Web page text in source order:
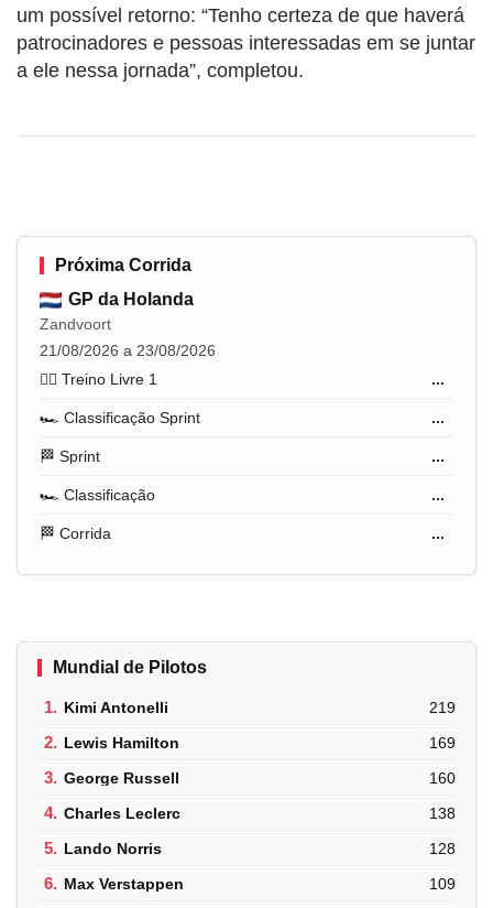
um possível retorno: “Tenho certeza de que haverá
patrocinadores e pessoas interessadas em se juntar
a ele nessa jornada”, completou.
Próxima Corrida
GP da Holanda
Zandvoort
21/08/2026 a 23/08/2026
🏋️‍♂️ Treino Livre 1
...
🏎️ Classificação Sprint ...
🏁 Sprint ...
🏎️ Classificação ...
🏁 Corrida ...
Mundial de Pilotos
1. Kimi Antonelli 219
2. Lewis Hamilton 169
3. George Russell 160
4. Charles Leclerc 138
5. Lando Norris 128
6. Max Verstappen 109